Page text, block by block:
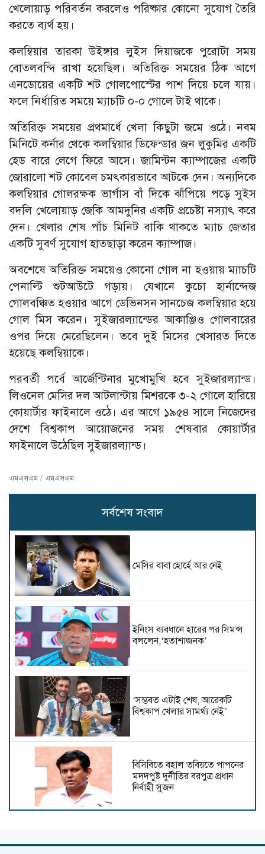
খেলোয়াড় পরিবর্তন করলেও পরিষ্কার কোনো সুযোগ তৈরি
করতে ব্যর্থ হয়।
কলম্বিয়ার তারকা উইঙ্গার লুইস দিয়াজকে পুরোটা সময়
বোতলবন্দি রাখা হয়েছিল। অতিরিক্ত সময়ের ঠিক আগে
এনডোয়ের একটি শট গোলপোস্টের পাশ দিয়ে চলে যায়।
ফলে নির্ধারিত সময়ে ম্যাচটি ০-০ গোলে টাই থাকে।
অতিরিক্ত সময়ের প্রথমার্ধে খেলা কিছুটা জমে ওঠে। নবম
মিনিটে কর্নার থেকে কলম্বিয়ার ডিফেন্ডার জন লুকুমির একটি
হেড বারে লেগে ফিরে আসে। জামিন্টন ক্যাম্পাজের একটি
জোরালো শট কোবেল চমৎকারভাবে আটকে দেন। অন্যদিকে
কলম্বিয়ার গোলরক্ষক ভার্গাস বাঁ দিকে ঝাঁপিয়ে পড়ে সুইস
বদলি খেলোয়াড় জেকি আমদুনির একটি প্রচেষ্টা নস্যাৎ করে
দেন। খেলার শেষ পাঁচ মিনিট বাকি থাকতে ম্যাচ জেতার
একটি সুবর্ণ সুযোগ হাতছাড়া করেন ক্যাম্পাজ।
অবশেষে অতিরিক্ত সময়েও কোনো গোল না হওয়ায় ম্যাচটি
পেনাল্টি শুটআউটে গড়ায়। যেখানে কুচো হার্নান্দেজ
গোলবঞ্চিত হওয়ার আগে ডেভিনসন সানচেজ কলম্বিয়ার হয়ে
গোল মিস করেন। সুইজারল্যান্ডের আকাঞ্জিও গোলবারের
ওপর দিয়ে মেরেছিলেন। তবে দুই মিসের খেসারত দিতে
হয়েছে কলম্বিয়াকে।
পরবর্তী পর্বে আর্জেন্টিনার মুখোমুখি হবে সুইজারল্যান্ড।
লিওনেল মেসির দল আটলান্টায় মিশরকে ৩-২ গোলে হারিয়ে
কোয়ার্টার ফাইনালে ওঠে। এর আগে ১৯৫৪ সালে নিজেদের
দেশে বিশ্বকাপ আয়োজনের সময় শেষবার কোয়ার্টার
ফাইনালে উঠেছিল সুইজারল্যান্ড।
এমএসএম / এমএসএম
সর্বশেষ সংবাদ
মেসির বাবা হোর্হে আর নেই
ইনিংস ব্যবধানে হারের পর সিমন্স
বললেন,‘হতাশাজনক’
‘সম্ভবত এটাই শেষ, আরেকটি
বিশ্বকাপ খেলার সামর্থ্য নেই’
বিসিবিতে বহাল তবিয়তে পাপনের
মদদপুষ্ট দুর্নীতির বরপুত্র প্রধান
নির্বাহী সুজন